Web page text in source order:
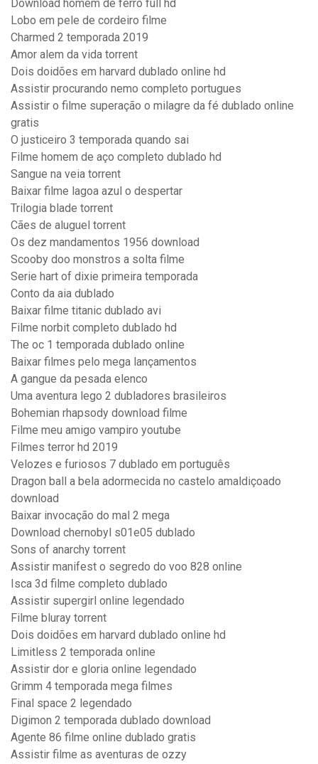
Download homem de ferro full hd
Lobo em pele de cordeiro filme
Charmed 2 temporada 2019
Amor alem da vida torrent
Dois doidões em harvard dublado online hd
Assistir procurando nemo completo portugues
Assistir o filme superação o milagre da fé dublado online
gratis
O justiceiro 3 temporada quando sai
Filme homem de aço completo dublado hd
Sangue na veia torrent
Baixar filme lagoa azul o despertar
Trilogia blade torrent
Cães de aluguel torrent
Os dez mandamentos 1956 download
Scooby doo monstros a solta filme
Serie hart of dixie primeira temporada
Conto da aia dublado
Baixar filme titanic dublado avi
Filme norbit completo dublado hd
The oc 1 temporada dublado online
Baixar filmes pelo mega lançamentos
A gangue da pesada elenco
Uma aventura lego 2 dubladores brasileiros
Bohemian rhapsody download filme
Filme meu amigo vampiro youtube
Filmes terror hd 2019
Velozes e furiosos 7 dublado em português
Dragon ball a bela adormecida no castelo amaldiçoado
download
Baixar invocação do mal 2 mega
Download chernobyl s01e05 dublado
Sons of anarchy torrent
Assistir manifest o segredo do voo 828 online
Isca 3d filme completo dublado
Assistir supergirl online legendado
Filme bluray torrent
Dois doidões em harvard dublado online hd
Limitless 2 temporada online
Assistir dor e gloria online legendado
Grimm 4 temporada mega filmes
Final space 2 legendado
Digimon 2 temporada dublado download
Agente 86 filme online dublado gratis
Assistir filme as aventuras de ozzy